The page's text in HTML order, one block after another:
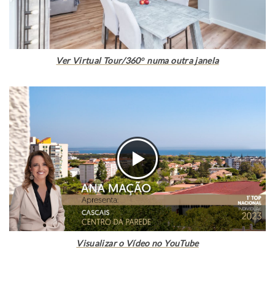
Ver Virtual Tour/360º numa outra janela
Visualizar o Vídeo no YouTube